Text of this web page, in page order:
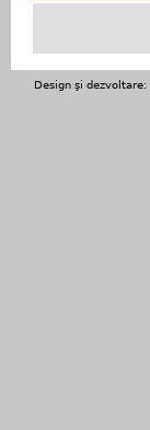
Design şi dezvoltare: